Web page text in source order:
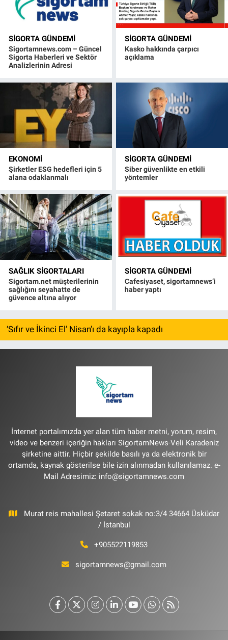
SIGORTA GÜNDEMI
Sigortamnews.com – Güncel
Sigorta Haberleri ve Sektör
Analizlerinin Adresi
SIGORTA GÜNDEMI
Kasko hakkında çarpıcı
açıklama
EKONOMI
Şirketler ESG hedefleri için 5
alana odaklanmalı
SIGORTA GÜNDEMI
Siber güvenlikte en etkili
yöntemler
SAĞLIK SIGORTALARI
Sigortam.net müşterilerinin
sağlığını seyahatte de
güvence altına alıyor
SIGORTA GÜNDEMI
Cafesiyaset, sigortamnews’i
haber yaptı
‘Sıfır ve İkinci El’ Nisan’ı da kayıpla kapadı
İnternet portalımızda yer alan tüm haber metni, yorum, resim,
video ve benzeri içeriğin hakları SigortamNews-Veli Karadeniz
şirketine aittir. Hiçbir şekilde basılı ya da elektronik bir
ortamda, kaynak gösterilse bile izin alınmadan kullanılamaz. e-
Mail Adresimiz: info@sigortamnews.com
Murat reis mahallesi Şetaret sokak no:3/4 34664 Üsküdar
/ İstanbul
+905522119853
sigortamnews@gmail.com